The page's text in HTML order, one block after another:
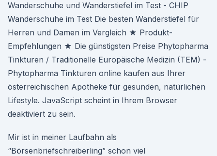
Wanderschuhe und Wanderstiefel im Test - CHIP
Wanderschuhe im Test Die besten Wanderstiefel für
Herren und Damen im Vergleich ★ Produkt-
Empfehlungen ★ Die günstigsten Preise Phytopharma
Tinkturen / Traditionelle Europäische Medizin (TEM) -
Phytopharma Tinkturen online kaufen aus Ihrer
österreichischen Apotheke für gesunden, natürlichen
Lifestyle. JavaScript scheint in Ihrem Browser
deaktiviert zu sein.
Mir ist in meiner Laufbahn als
“Börsenbriefschreiberling” schon viel